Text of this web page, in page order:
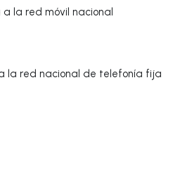
la red móvil nacional
la red nacional de telefonía fija